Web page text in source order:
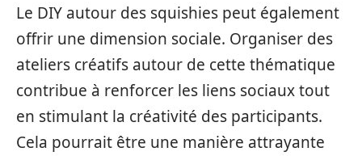
Le DIY autour des squishies peut également
offrir une dimension sociale. Organiser des
ateliers créatifs autour de cette thématique
contribue à renforcer les liens sociaux tout
en stimulant la créativité des participants.
Cela pourrait être une manière attrayante